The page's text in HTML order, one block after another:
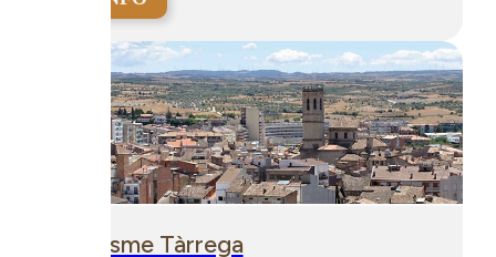
Turisme Tàrrega